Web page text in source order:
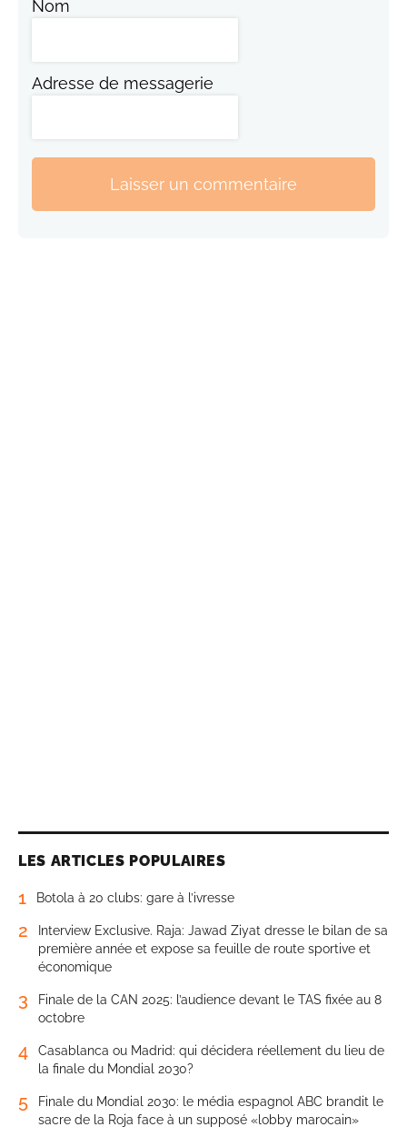
Nom
Adresse de messagerie
Laisser un commentaire
LES ARTICLES POPULAIRES
1 Botola à 20 clubs: gare à l’ivresse
2
Interview Exclusive. Raja: Jawad Ziyat dresse le bilan de sa
première année et expose sa feuille de route sportive et
économique
3
Finale de la CAN 2025: l’audience devant le TAS fixée au 8
octobre
4
Casablanca ou Madrid: qui décidera réellement du lieu de
la finale du Mondial 2030?
5
Finale du Mondial 2030: le média espagnol ABC brandit le
sacre de la Roja face à un supposé «lobby marocain»